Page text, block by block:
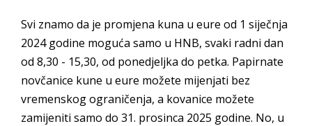
Svi znamo da je promjena kuna u eure od 1 siječnja
2024 godine moguća samo u HNB, svaki radni dan
od 8,30 - 15,30, od ponedjeljka do petka. Papirnate
novčanice kune u eure možete mijenjati bez
vremenskog ograničenja, a kovanice možete
zamijeniti samo do 31. prosinca 2025 godine. No, u